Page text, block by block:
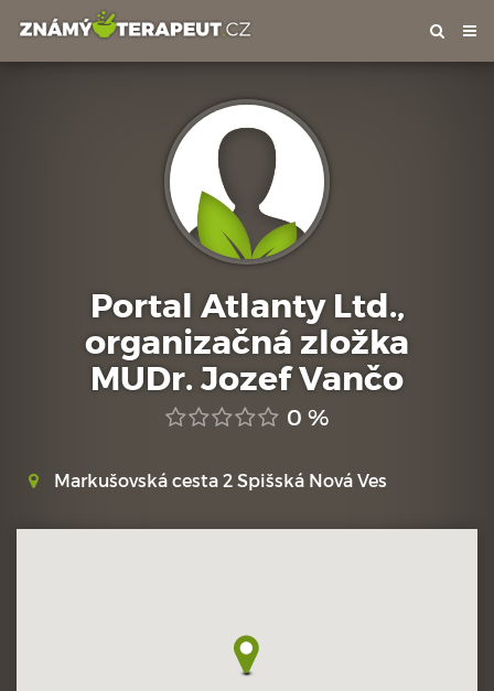
Portal Atlanty Ltd.,
organizačná zložka
MUDr. Jozef Vančo
0 %
Markušovská cesta 2 Spišská Nová Ves